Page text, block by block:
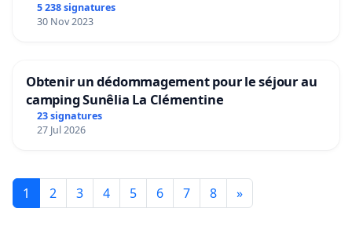
5 238 signatures
30 Nov 2023
Obtenir un dédommagement pour le séjour au
camping Sunêlia La Clémentine
23 signatures
27 Jul 2026
1 2 3 4 5 6 7 8 »